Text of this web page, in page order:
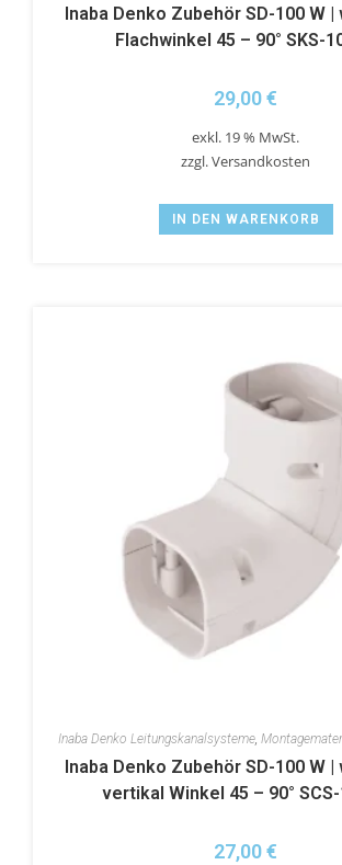
Inaba Denko Zubehör SD-100 W |
Flachwinkel 45 – 90° SKS-
29,00€
exkl. 19 % MwSt.
zzgl.Versandkosten
IN DEN WARENKORB
Inaba Denko Leitungskanalsysteme,
Inaba Denko Zubehör SD-100 W |
vertikal Winkel 45 – 90°
27,00€